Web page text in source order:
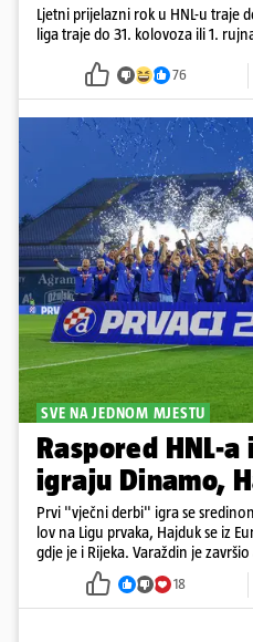
Ljetni prijelazni rok u HNL-u traje
liga traje do 31. kolovoza ili 1.
76
SVE NA JEDNOM MJESTU
Raspored HNL-
igraju Dinamo,
Prvi "vječni derbi" igra se
lov na Ligu prvaka, Hajduk se iz
gdje je i Rijeka. Varaždin je
18